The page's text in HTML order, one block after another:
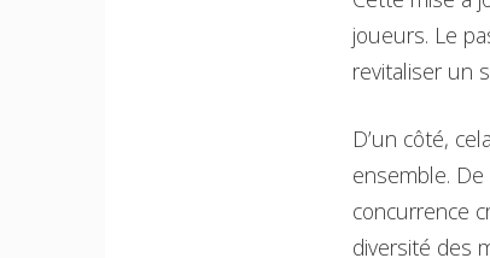
joueurs. Le
revitaliser un
D’un côté,
ensemble. De
concurrence
diversité des